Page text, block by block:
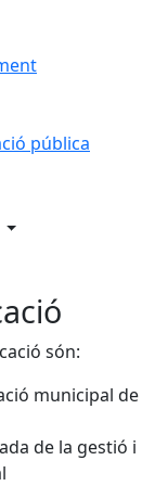
pública
són:
municipal de
de la gestió i